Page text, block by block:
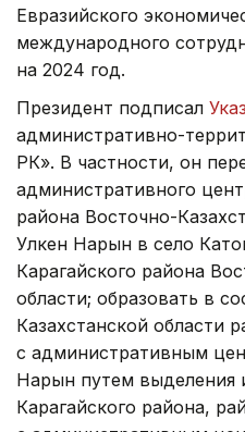
Евразийского
международного
на 2024 год.
Президент подписал Указ
административно-
РК». В частности, он
административного
района Восточно-
Улкен Нарын в село
Карагайского района
области; образовать в
Казахстанской области
с административным
Нарын путем выделения
Карагайского района,